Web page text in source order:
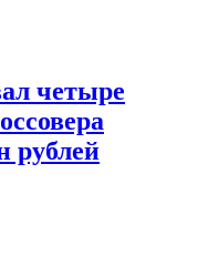
четыре
рублей